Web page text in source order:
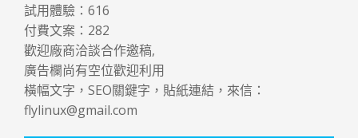
試用體驗： 616
付費文案： 282
歡迎廠商洽談合作邀稿,
廣告欄尚有空位歡迎利用
橫幅文字，SEO關鍵字，貼紙連結，來信：
flylinux@gmail.com